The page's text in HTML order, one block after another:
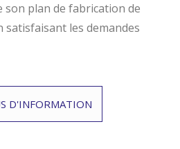
son plan de fabrication de
satisfaisant les demandes
D'INFORMATION